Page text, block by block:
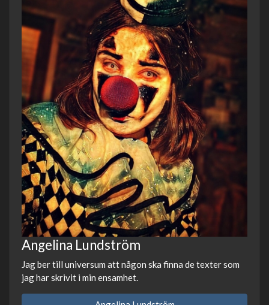
Angelina Lundström
Jag ber till universum att någon ska finna de texter som
jag har skrivit i min ensamhet.